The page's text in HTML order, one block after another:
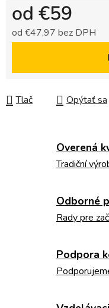
od €59
od €47,97 bez DPH
Tlač Opýtať sa
Overená
Tradiční
Odborné
Rady pre
Podpora